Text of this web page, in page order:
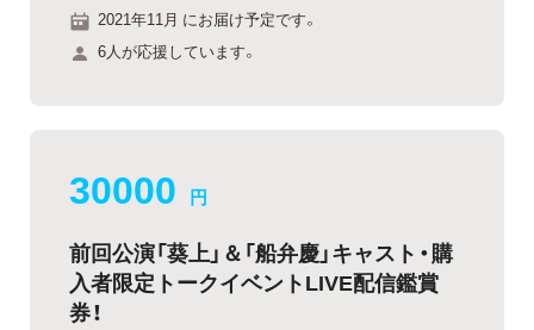
2021年11月 にお届け予定です。
6人が応援しています。
30000 円
前回公演「葵上」＆「船弁慶」キャスト・購
入者限定トークイベントLIVE配信鑑賞
券！